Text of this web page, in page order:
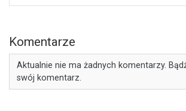
Komentarze
Aktualnie nie ma żadnych komentarzy.
swój komentarz.